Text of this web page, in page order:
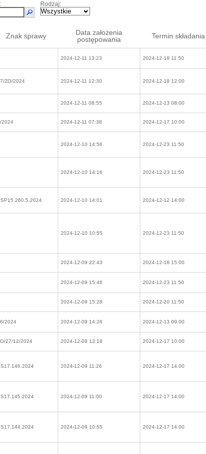
Rodzaj:
Znak sprawy
Data założenia
postępowania
Termin składania
2024-12-11 13:23 2024-12-18 11:50
ZO/2024 2024-12-11 12:30 2024-12-18 12:00
2024-12-11 08:55 2024-12-13 08:00
2024 2024-12-11 07:38 2024-12-17 10:00
2024-12-10 14:56 2024-12-23 11:50
2024-12-10 14:16 2024-12-23 11:50
2024-12-10 14:01 2024-12-12 14:00
2024-12-10 10:55 2024-12-23 11:50
2024-12-09 22:43 2024-12-18 15:00
2024-12-09 15:46 2024-12-23 11:50
2024-12-09 15:28 2024-12-20 11:50
2024 2024-12-09 14:26 2024-12-13 09:00
27/12/2024 2024-12-09 13:18 2024-12-17 10:00
2024-12-09 11:26 2024-12-17 14:00
2024-12-09 11:00 2024-12-17 14:00
2024-12-09 10:55 2024-12-17 14:00